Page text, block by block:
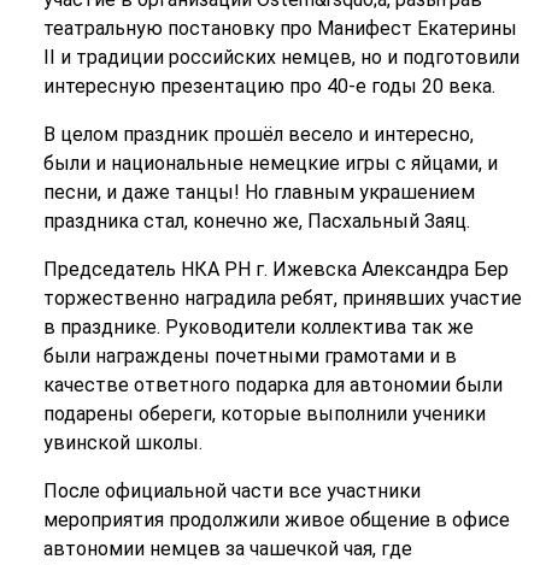
театральную постановку про Манифест Екатерины
II и традиции российских немцев, но и подготовили
интересную презентацию про 40-е годы 20 века.
В целом праздник прошёл весело и интересно,
были и национальные немецкие игры с яйцами, и
песни, и даже танцы! Но главным украшением
праздника стал, конечно же, Пасхальный Заяц.
Председатель НКА РН г. Ижевска Александра Бер
торжественно наградила ребят, принявших участие
в празднике. Руководители коллектива так же
были награждены почетными грамотами и в
качестве ответного подарка для автономии были
подарены обереги, которые выполнили ученики
увинской школы.
После официальной части все участники
мероприятия продолжили живое общение в офисе
автономии немцев за чашечкой чая, где